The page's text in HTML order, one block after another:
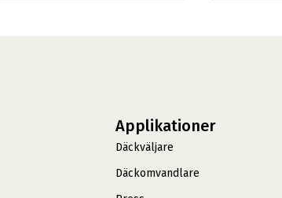
Applikationer
Däckväljare
Däckomvandlare